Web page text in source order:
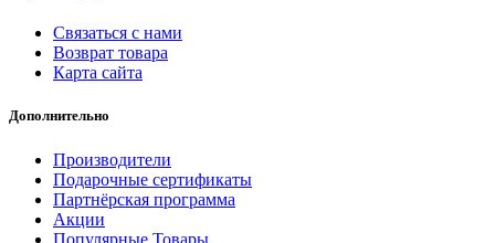
Связаться с нами
Возврат товара
Карта сайта
Дополнительно
Производители
Подарочные сертификаты
Партнёрская программа
Акции
Популярные Товары